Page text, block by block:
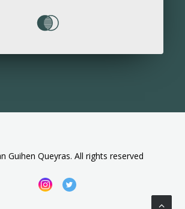
Guihen Queyras. All rights reserved